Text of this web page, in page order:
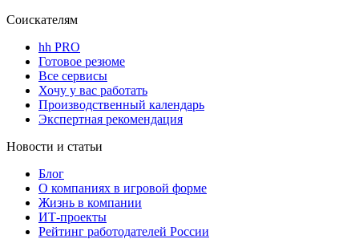
Соискателям
hh PRO
Готовое резюме
Все сервисы
Хочу у вас работать
Производственный календарь
Экспертная рекомендация
Новости и статьи
Блог
О компаниях в игровой форме
Жизнь в компании
ИТ-проекты
Рейтинг работодателей России